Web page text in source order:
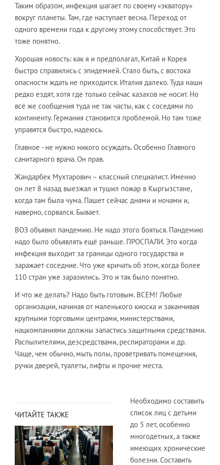
​Таким образом, инфекция шагает по своему «экватору»
вокруг планеты. Там, где наступает весна. Переход от
одного времени года к другому этому способствует. Это
тоже понятно.
​Хорошая новость: как я и предполагал, Китай и Корея
быстро справились с эпидемией. Стало быть, с востока
опасности ждать не приходится. Италия далеко. Туда наши
редко ездят, хотя где только сейчас казахов не носит. Но
всё же сообщения туда не так часты, как с соседями по
континенту. Германия становится проблемой. Но там тоже
управятся быстро, надеюсь.
​Главное - не нужно никого осуждать. Особенно Главного
санитарного врача. Он прав.
​Жандарбек Мухтарович – классный специалист. Именно
он лет 8 назад выезжал и тушил пожар в Кыргызстане,
когда там была чума. Пашет сейчас днями и ночами и,
наверно, сорвался. Бывает.
​ВОЗ объявил пандемию. Не надо этого бояться. Пандемию
надо было объявлять ещё раньше. ПРОСПАЛИ. Это когда
инфекция выходит за границы одного государства и
заражает соседние. Что уже кричать об этом, когда более
110 стран уже заразились. Это и так было понятно.
​И что же делать? Надо быть готовым. ВСЕМ! Любые
организации, начиная от маленького киоска и заканчивая
крупными торговыми центрами, министерствами,
нацкомпаниями должны запастись защитными средствами.
Распылителями, дезсредствами, респираторами и др.
Чаще, чем обычно, мыть полы, проветривать помещения,
ручки дверей, туалеты, лифты и прочие места.
ЧИТАЙТЕ ТАКЖЕ
Необходимо составить
список лиц с детьми
до 5 лет, особенно
многодетных, а также
имеющих хронические
болезни. Составить